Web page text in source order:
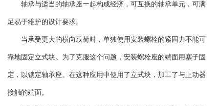
轴承与适当的轴承座一起构成经济，可互换的轴承单元，可满
足易于维护的设计要求。
当承受更大的横向载荷时，单独使用安装螺栓的紧固力不能可
靠地固定立式块。为了克服这个问题，安装螺栓座的端面用塞子固
定，以锁定轴承座。在这种应用中使用了立式块，加工了与止动器
接触的端面。